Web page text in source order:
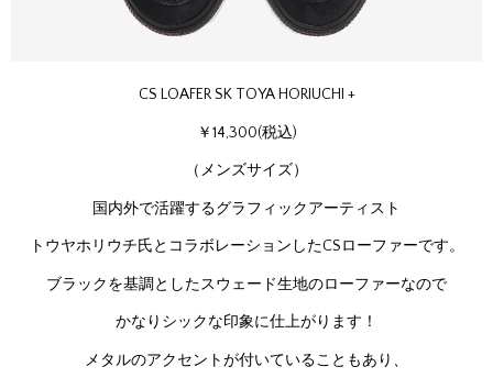
CS LOAFER SK TOYA HORIUCHI +
￥14,300(税込)
（メンズサイズ）
国内外で活躍するグラフィックアーティスト
トウヤホリウチ氏とコラボレーションしたCSローファーです。
ブラックを基調としたスウェード生地のローファーなので
かなりシックな印象に仕上がります！
メタルのアクセントが付いていることもあり、